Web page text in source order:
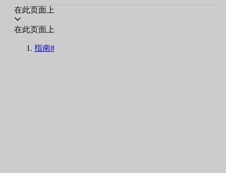
在此页面上
在此页面上
指南#